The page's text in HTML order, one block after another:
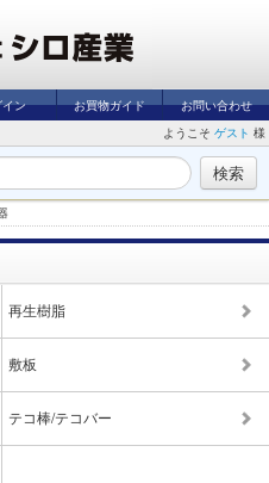
イン お買物ガイド
お問い合わせ
ようこそ ゲスト 様
再生樹脂
敷板
テコ棒/テコバー